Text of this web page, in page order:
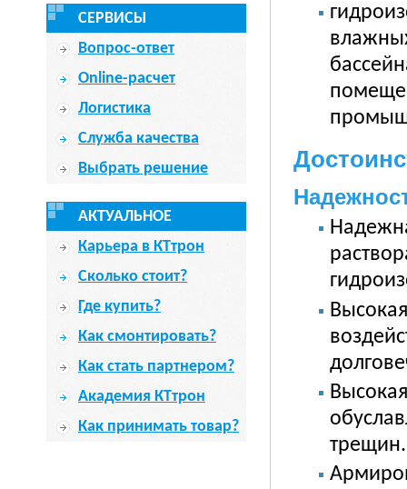
СЕРВИСЫ
Вопрос-ответ
Online-расчет
Логистика
Служба качества
Выбрать решение
АКТУАЛЬНОЕ
Карьера в КТтрон
Сколько стоит?
Где купить?
Как смонтировать?
Как стать партнером?
Академия КТтрон
Как принимать товар?
трещин.